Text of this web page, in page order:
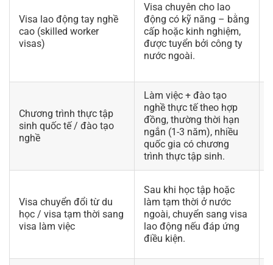
Visa lao động tay nghề
cao (skilled worker
visas)
Visa chuyên cho lao
động có kỹ năng – bằng
cấp hoặc kinh nghiệm,
được tuyển bởi công ty
nước ngoài.
Chương trình thực tập
sinh quốc tế / đào tạo
nghề
Làm việc + đào tạo
nghề thực tế theo hợp
đồng, thường thời hạn
ngắn (1-3 năm), nhiều
quốc gia có chương
trình thực tập sinh.
Visa chuyển đổi từ du
học / visa tạm thời sang
visa làm việc
Sau khi học tập hoặc
làm tạm thời ở nước
ngoài, chuyển sang visa
lao động nếu đáp ứng
điều kiện.